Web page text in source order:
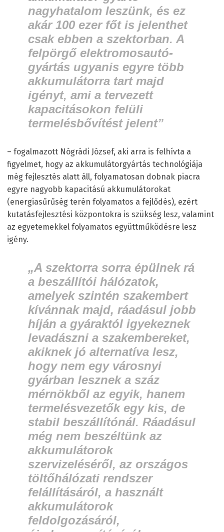
nagyhatalom leszünk, és ez
akár 100 ezer főt is jelenthet
csak ebben a szektorban. A
felpörgő elektromosautó-
gyártás ugyanis egyre több
akkumulátorra tart majd
igényt, ami a tervezett
kapacitásokon felüli
termelésbővítést jelent”
– fogalmazott Nógrádi József, aki arra is felhívta a
figyelmet, hogy az akkumulátorgyártás technológiája
még fejlesztés alatt áll, folyamatosan dobnak piacra
egyre nagyobb kapacitású akkumulátorokat
(energiasűrűség terén folyamatos a fejlődés), ezért
kutatásfejlesztési központokra is szükség lesz, valamint
az egyetemekkel folyamatos együttműködésre lesz
igény.
„A szektorra sorra épülnek rá
a beszállítói hálózatok,
amelyek szintén szakembert
kívánnak majd, ráadásul jobb
híján a gyáraktól igyekeznek
levadászni a szakembereket,
akiknek jó alternatíva lesz,
hogy nem egy városnyi
gyárban lesznek a száz
mérnökből az egyik, hanem
termelésvezetők egy kis, de
stabil beszállítónál. Ráadásul
még nem beszéltünk az
akkumulátorok
szervizeléséről, az országos
töltőhálózati rendszer
felállításáról, a használt
akkumulátorok
feldolgozásáról,